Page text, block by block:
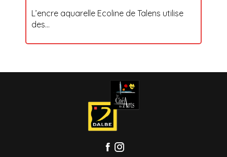
L’encre aquarelle Ecoline de Talens utilise
des...